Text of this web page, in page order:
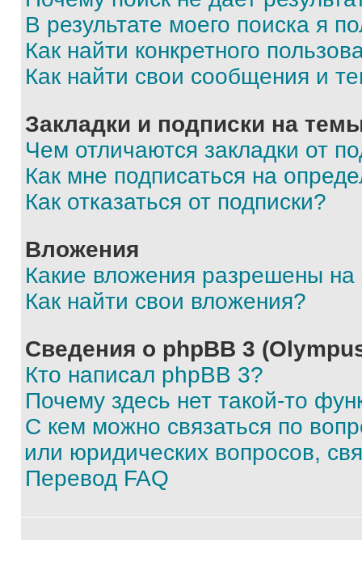
В результате моего поиска я
Как найти конкретного
Как найти свои сообщения и
Закладки и подписки на
Чем отличаются закладки от
Как мне подписаться на
Как отказаться от подписки?
Вложения
Какие вложения разрешены
Как найти свои вложения?
Сведения о phpBB 3
Кто написал phpBB 3?
Почему здесь нет такой-то
С кем можно связаться по
или юридических вопросов,
Перевод FAQ